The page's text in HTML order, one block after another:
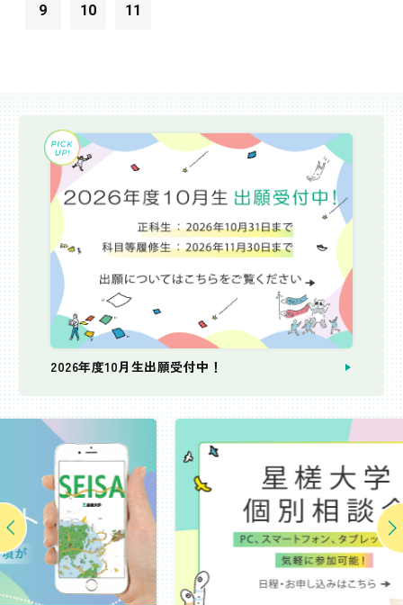
9 10 11
2026年度10月生出願受付中！